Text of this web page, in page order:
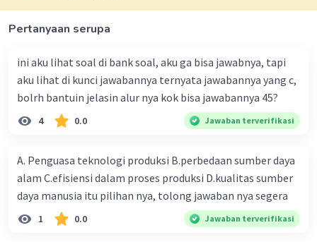
Pertanyaan serupa
ini aku lihat soal di bank soal, aku ga bisa jawabnya, tapi
aku lihat di kunci jawabannya ternyata jawabannya yang c,
bolrh bantuin jelasin alur nya kok bisa jawabannya 45?
4 0.0 Jawaban terverifikasi
A. Penguasa teknologi produksi B.perbedaan sumber daya
alam C.efisiensi dalam proses produksi D.kualitas sumber
daya manusia itu pilihan nya, tolong jawaban nya segera
1 0.0 Jawaban terverifikasi